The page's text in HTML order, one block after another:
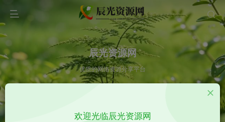
辰光资源网
优质的网络资源分享平台
欢迎光临辰光资源网